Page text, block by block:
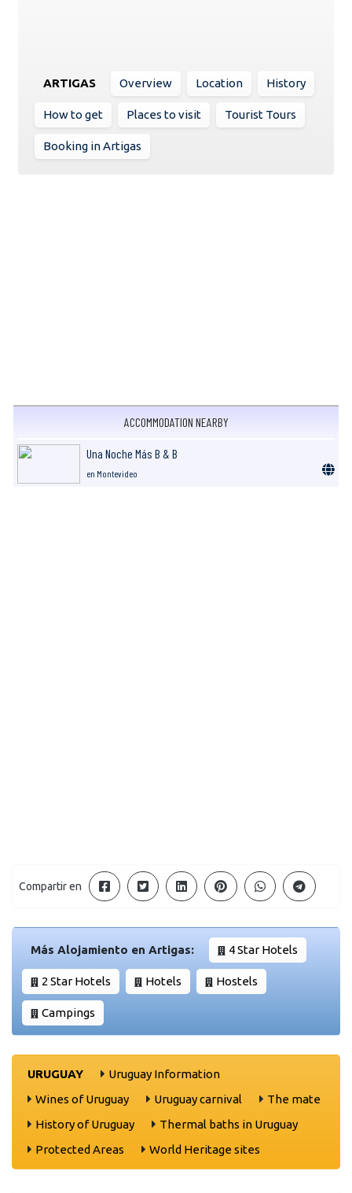
ARTIGAS Overview Location History
How to get Places to visit Tourist Tours
Booking in Artigas
ACCOMMODATION NEARBY
Una Noche Más B & B
en Montevideo
Compartir en
Más Alojamiento en Artigas: 4 Star Hotels
2 Star Hotels Hotels Hostels
Campings
URUGUAY
Uruguay Information
Wines of Uruguay
Uruguay carnival
The mate
History of Uruguay
Thermal baths in Uruguay
Protected Areas
World Heritage sites